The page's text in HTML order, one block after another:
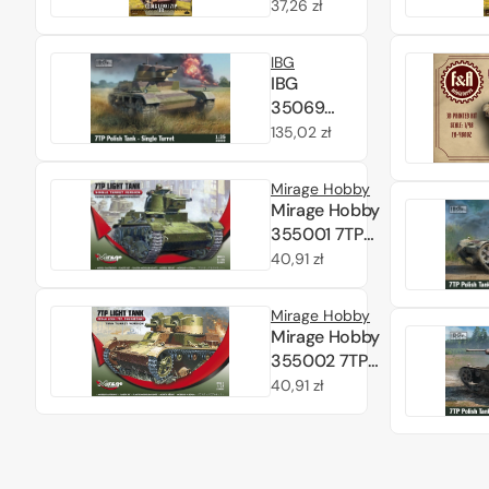
jednowieżowy
Cena
37,26 zł
IBG
IBG
35069
7TP Polish
Single
Turret 1/35
Cena
135,02 zł
Mirage Hobby
Mirage Hobby
355001 7TP
Czołg Lekki
1/35
Cena
40,91 zł
Mirage Hobby
Mirage Hobby
355002 7TP
Czołg Lekki
Cena
40,91 zł